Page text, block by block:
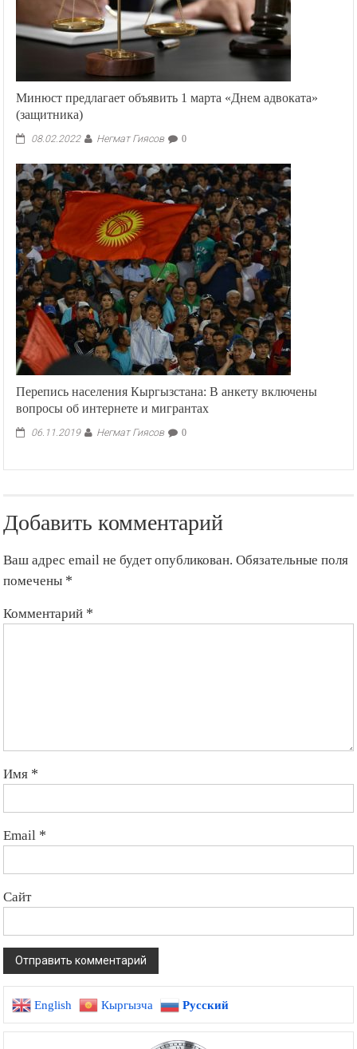
Минюст предлагает объявить 1 марта «Днем адвоката»
(защитника)
08.02.2022 Негмат Гиясов 0
Перепись населения Кыргызстана: В анкету включены
вопросы об интернете и мигрантах
06.11.2019 Негмат Гиясов 0
Добавить комментарий
Ваш адрес email не будет опубликован. Обязательные поля
помечены *
Комментарий *
Имя *
Email *
Сайт
English Кыргызча Русский